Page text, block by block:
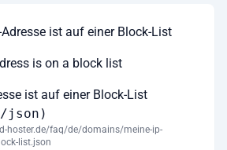
Adresse ist auf einer Block-List
is on a block list
ist auf einer Block-List
json)
hoster.de/faq/de/domains/meine-ip-
list.json